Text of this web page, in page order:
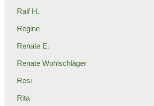
Ralf H.
Regine
Renate E.
Renate Wohlschläger
Resi
Rita